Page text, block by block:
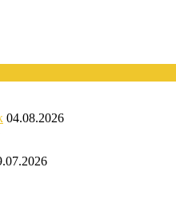
04.08.2026